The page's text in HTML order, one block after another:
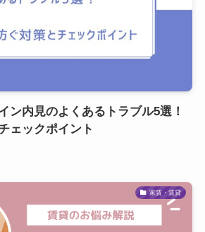
ン内見のよくあるトラブル5選！
ェックポイント
家賃・賃貸